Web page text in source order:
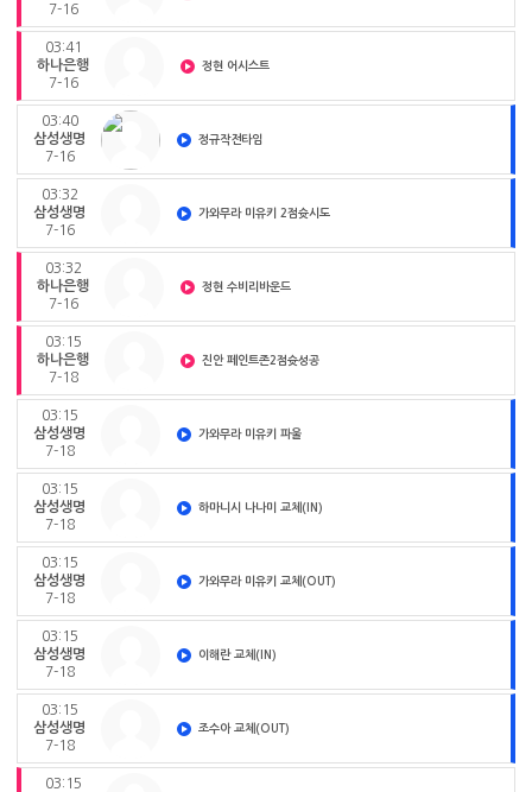
7-16
03:41
하나은행
7-16
정현 어시스트
03:40
삼성생명
7-16
정규작전타임
03:32
삼성생명
7-16
가와무라 미유키 2점슛시도
03:32
하나은행
7-16
정현 수비리바운드
03:15
하나은행
7-18
진안 페인트존2점슛성공
03:15
삼성생명
7-18
가와무라 미유키 파울
03:15
삼성생명
7-18
하마니시 나나미 교체(IN)
03:15
삼성생명
7-18
가와무라 미유키 교체(OUT)
03:15
삼성생명
7-18
이해란 교체(IN)
03:15
삼성생명
7-18
조수아 교체(OUT)
03:15